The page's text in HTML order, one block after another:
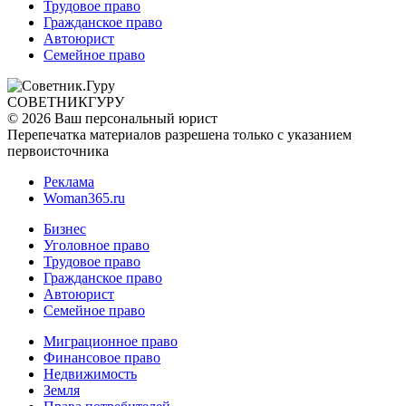
Трудовое право
Гражданское право
Автоюрист
Семейное право
СОВЕТНИКГУРУ
© 2026 Ваш персональный юрист
Перепечатка материалов разрешена только с указанием
первоисточника
Реклама
Woman365.ru
Бизнес
Уголовное право
Трудовое право
Гражданское право
Автоюрист
Семейное право
Миграционное право
Финансовое право
Недвижимость
Земля